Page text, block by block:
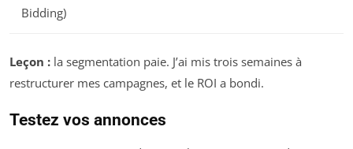
Bidding)
Leçon : la segmentation paie. J’ai mis trois semaines à
restructurer mes campagnes, et le ROI a bondi.
Testez vos annonces